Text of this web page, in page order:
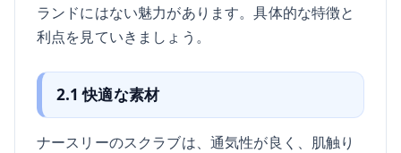
ランドにはない魅力があります。具体的な特徴と
利点を見ていきましょう。
2.1 快適な素材
ナースリーのスクラブは、通気性が良く、肌触り